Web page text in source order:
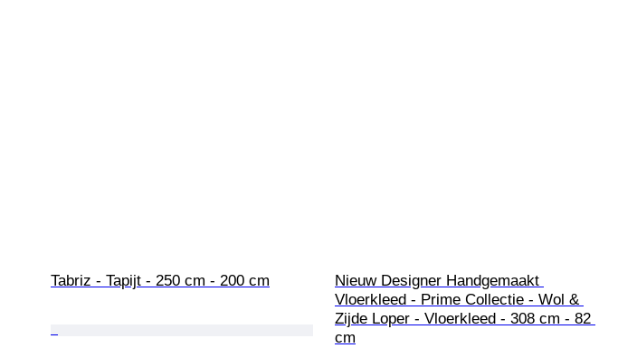
Tabriz - Tapijt - 250 cm - 200 cm
Nieuw Designer Handgemaakt
Vloerkleed - Prime Collectie - Wol &
Zijde Loper - Vloerkleed - 308 cm - 82
cm